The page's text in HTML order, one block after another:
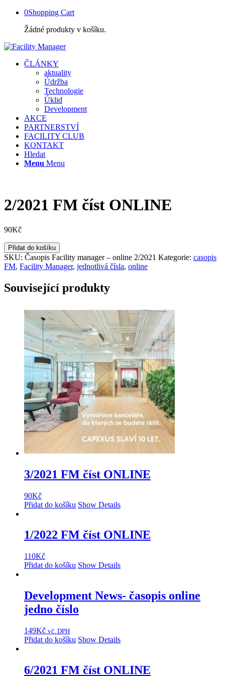
0Shopping Cart
Žádné produkty v košíku.
ČLÁNKY
aktuality
Údržba
Technologie
Úklid
Development
AKCE
PARTNERSTVÍ
FACILITY CLUB
KONTAKT
Hledat
Menu Menu
2/2021 FM číst ONLINE
90Kč
2/2021
FM
číst
množství
Přidat do košíku
SKU: Časopis Facility manager – online 2/2021 Kategorie: casopis
FM, Facility Manager, jednotlivá čísla, online
Související produkty
3/2021 FM číst ONLINE
90Kč
Přidat do košíku Show Details
1/2022 FM číst ONLINE
110Kč
Přidat do košíku Show Details
Development News- časopis online
jedno číslo
149Kč vč. DPH
Přidat do košíku Show Details
6/2021 FM číst ONLINE